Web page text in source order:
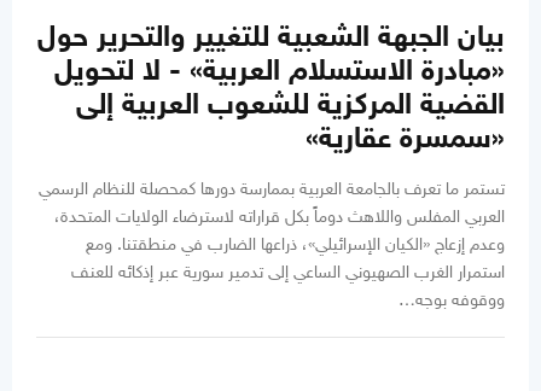
بيان الجبهة الشعبية للتغيير والتحرير حول
«مبادرة الاستسلام العربية» - لا لتحويل
القضية المركزية للشعوب العربية إلى
«سمسرة عقارية»
تستمر ما تعرف بالجامعة العربية بممارسة دورها كمحصلة للنظام الرسمي
العربي المفلس واللاهث دوماً بكل قراراته لاسترضاء الولايات المتحدة،
وعدم إزعاج «الكيان الإسرائيلي»، ذراعها الضارب في منطقتنا. ومع
استمرار الغرب الصهيوني الساعي إلى تدمير سورية عبر إذكائه للعنف
ووقوفه بوجه…